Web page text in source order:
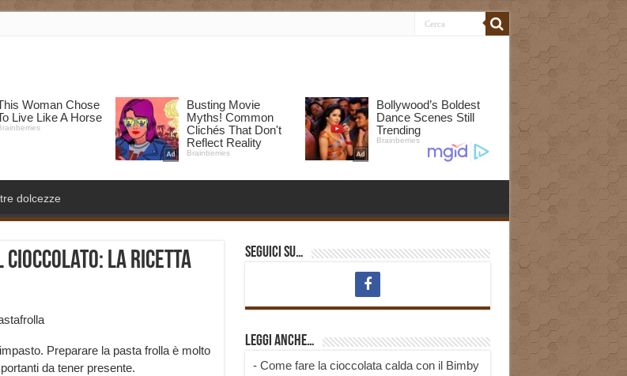
dolcezze
cioccolato: la ricetta
Preparare la pasta frolla è molto
da tener presente.
Seguici su…
Leggi anche…
- Come fare la cioccolata calda con il Bimby